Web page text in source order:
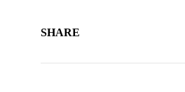
SHARE